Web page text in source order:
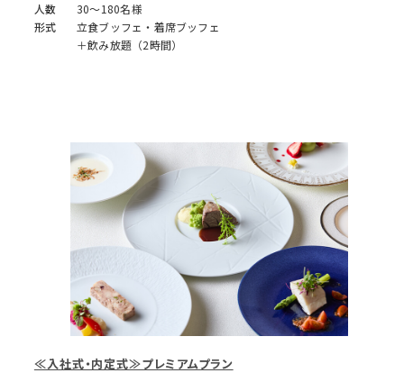
人数
30～180名様
形式
立食ブッフェ・着席ブッフェ
＋飲み放題（2時間）
≪入社式・内定式≫プレミアムプラン